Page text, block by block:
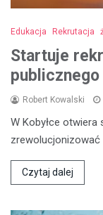
Edukacja Rekrutacja
Startuje
publicznego
Robert Kowalski
W Kobyłce
zrewolucjonizować
Czytaj dalej